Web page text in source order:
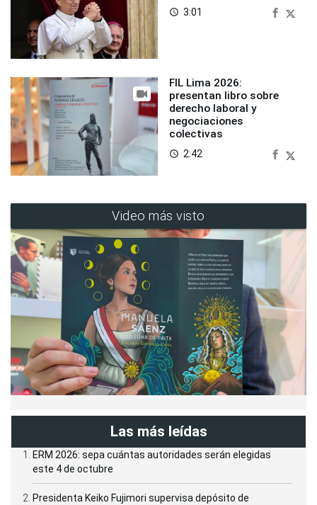
access_time 3:01
FIL Lima 2026:
presentan libro sobre
derecho laboral y
negociaciones
colectivas
access_time 2:42
Video más visto
Las más leídas
ERM 2026: sepa cuántas autoridades serán elegidas
este 4 de octubre
Presidenta Keiko Fujimori supervisa depósito de